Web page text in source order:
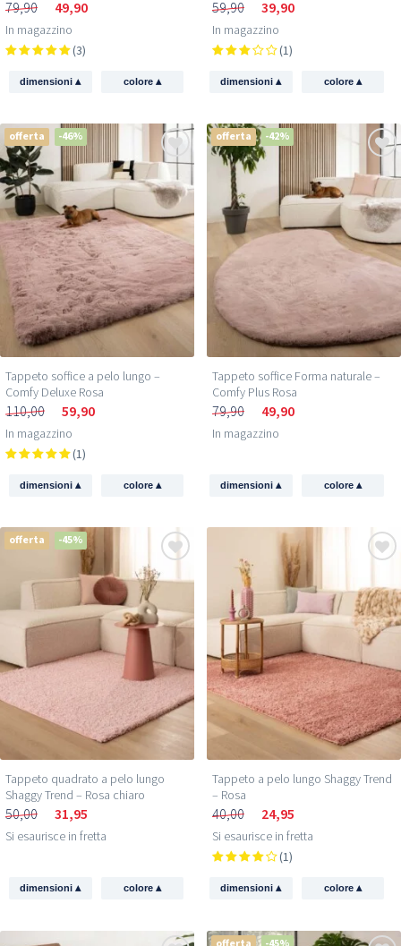
79,90 49,90
In magazzino
(3)
dimensioni▴ colore ▴
59,90 39,90
In magazzino
(1)
dimensioni▴ colore ▴
offerta -46%
Tappeto soffice a pelo lungo –
Comfy Deluxe Rosa
110,00 59,90
In magazzino
(1)
dimensioni▴ colore ▴
offerta -42%
Tappeto soffice Forma naturale –
Comfy Plus Rosa
79,90 49,90
In magazzino
dimensioni▴ colore ▴
offerta -45%
Tappeto quadrato a pelo lungo
Shaggy Trend – Rosa chiaro
50,00 31,95
Si esaurisce in fretta
dimensioni▴ colore ▴
Tappeto a pelo lungo Shaggy Trend
– Rosa
40,00 24,95
Si esaurisce in fretta
(1)
dimensioni▴ colore ▴
offerta -45%